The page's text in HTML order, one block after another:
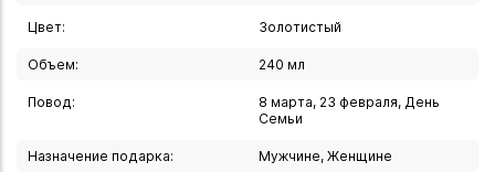
стаканов, которые подчеркнут изысканность любого
напитка.
Цвет: Золотистый
Объем: 240 мл
Повод:
8 марта, 23 февраля, День
Семьи
Назначение подарка: Мужчине, Женщине